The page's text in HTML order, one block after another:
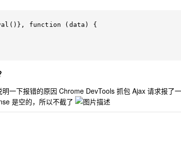
一下报错的原因 Chrome DevTools 抓包 Ajax 请求报了一
是空的，所以不截了